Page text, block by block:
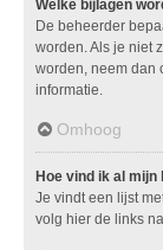
Welke bijlagen
De beheerder
worden. Als je niet
worden, neem dan
informatie.
Omhoog
Hoe vind ik al mijn
Je vindt een lijst
volg hier de links